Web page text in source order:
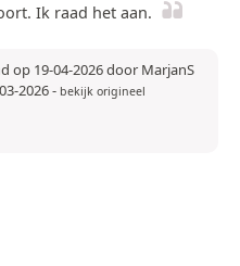
Ik raad het aan.
op 19-04-2026 door MarjanS
2026- bekijk origineel